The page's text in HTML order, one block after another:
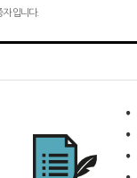
자 입니다.